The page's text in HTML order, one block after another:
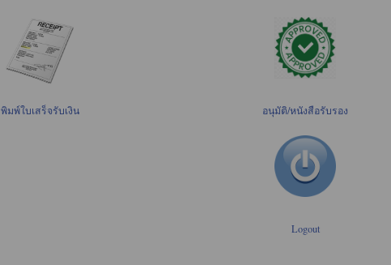
พิมพ์ใบเสร็จรับเงิน อนุมัติ/หนังสือรับรอง
Logout